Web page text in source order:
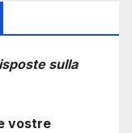
sulla
vostre